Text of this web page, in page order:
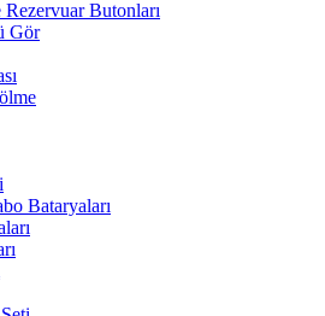
Butonları
Gör
Bataryaları